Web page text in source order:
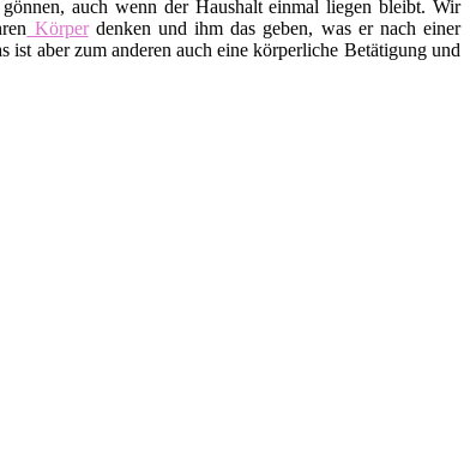
auch wenn der Haushalt einmal liegen bleibt. Wir
Körperdenken und ihm das geben, was er nach einer
aber zum anderen auch eine körperliche Betätigung und